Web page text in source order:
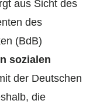
aus Sicht des
des
(BdB)
sozialen
der Deutschen
die